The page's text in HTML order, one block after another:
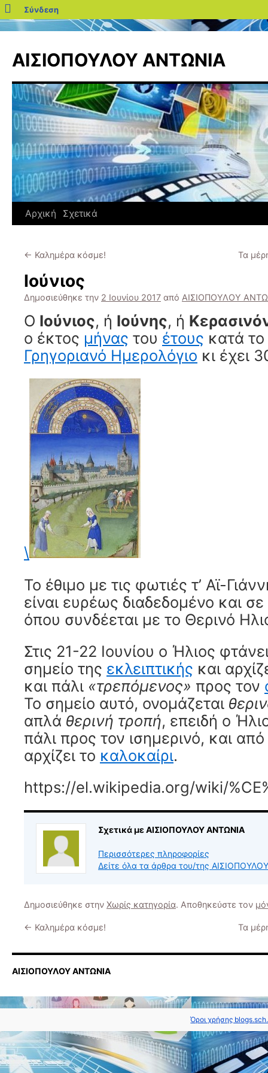
blogs.sch.gr
Σύνδεση
περιεχόμενο
ΑΙΣΙΟΠΟΥΛΟΥ ΑΝΤΩΝΙΑ
Αρχική Σχετικά
← Καλημέρα κόσμε! Τα
Ιούνιος
Δημοσιεύθηκε την 2 Ιουνίου 2017 από ΑΙΣΙΟΠΟΥΛΟΥ
Ο Ιούνιος, ή Ιούνης, ή
ο έκτος μήνας του έτους κατά το
Γρηγοριανό Ημερολόγιο κι έχει
\
Το έθιμο με τις φωτιές τ’ Αϊ-
είναι ευρέως διαδεδομένο και
όπου συνδέεται με το Θερινό
Στις 21-22 Ιουνίου ο Ήλιος
σημείο της εκλειπτικής και
και πάλι «τρεπόμενος» προς τον
Το σημείο αυτό, ονομάζεται
απλά θερινή τροπή, επειδή ο
πάλι προς τον ισημερινό, και
αρχίζει το καλοκαίρι.
https://el.wikipedia.org/wiki/
Σχετικά με ΑΙΣΙΟΠΟΥΛΟΥ ΑΝΤΩΝΙΑ
Περισσότερες πληροφορίες
Δείτε όλα τα άρθρα του/της
Δημοσιεύθηκε στην Χωρίς κατηγορία. Αποθηκεύστε τον
← Καλημέρα κόσμε! Τα
ΑΙΣΙΟΠΟΥΛΟΥ ΑΝΤΩΝΙΑ
Όροι χρήσης